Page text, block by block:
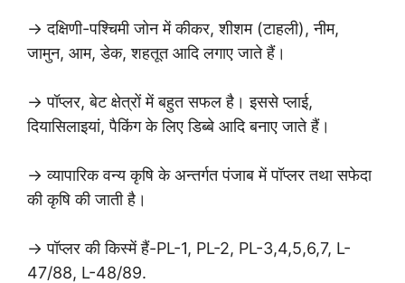
→ दक्षिणी-पश्चिमी जोन में कीकर, शीशम (टाहली), नीम,
जामुन, आम, डेक, शहतूत आदि लगाए जाते हैं।
→ पॉप्लर, बेट क्षेत्रों में बहुत सफल है। इससे प्लाई,
दियासिलाइयां, पैकिंग के लिए डिब्बे आदि बनाए जाते हैं।
→ व्यापारिक वन्य कृषि के अन्तर्गत पंजाब में पॉप्लर तथा सफेदा
की कृषि की जाती है।
→ पॉप्लर की किस्में हैं-PL-1, PL-2, PL-3,4,5,6,7, L-
47/88, L-48/89.